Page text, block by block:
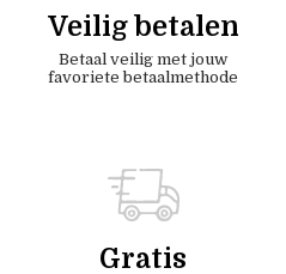
Veilig betalen
Betaal veilig met jouw
favoriete betaalmethode
Gratis